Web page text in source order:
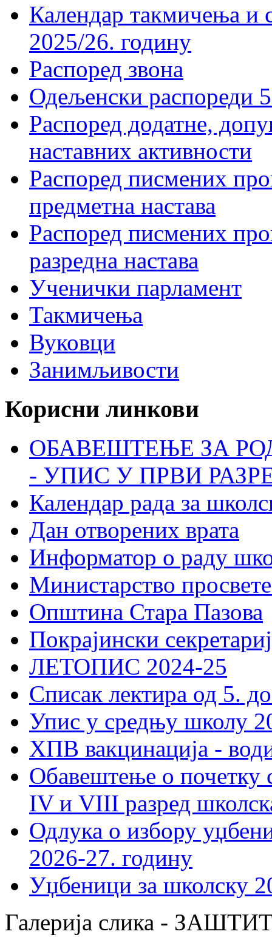
Календар такмичења
2025/26. годину
Распоред звона
Одељенски распореди
Распоред додатне,
наставних активности
Распоред писмених
предметна настава
Распоред писмених
разредна настава
Ученички парламент
Такмичења
Вуковци
Занимљивости
Корисни линкови
ОБАВЕШТЕЊЕ ЗА
- УПИС У ПРВИ
Календар рада за
Дан отворених врата
Информатор о раду
Министарство
Општина Стара Пазова
Покрајински
ЛЕТОПИС 2024-25
Списак лектира од 5.
Упис у средњу школу
ХПВ вакцинација -
Обавештење о почетку
IV и VIII разред
Одлука о избору
2026-27. годину
Уџбеници за школску
Галерија слика -